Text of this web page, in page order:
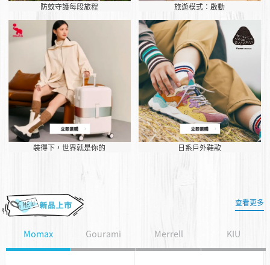
防蚊守護每段旅程 旅遊模式：啟動
裝得下，世界就是你的 日系戶外鞋款
查看更多
Momax Gourami Merrell KIU